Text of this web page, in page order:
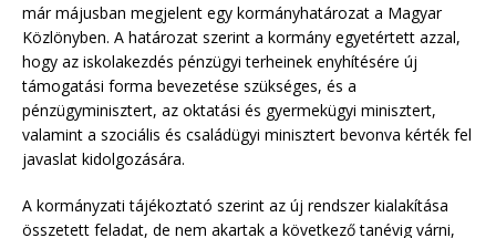
már májusban megjelent egy kormányhatározat a Magyar
Közlönyben. A határozat szerint a kormány egyetértett azzal,
hogy az iskolakezdés pénzügyi terheinek enyhítésére új
támogatási forma bevezetése szükséges, és a
pénzügyminisztert, az oktatási és gyermekügyi minisztert,
valamint a szociális és családügyi minisztert bevonva kérték fel
javaslat kidolgozására.
A kormányzati tájékoztató szerint az új rendszer kialakítása
összetett feladat, de nem akartak a következő tanévig várni,